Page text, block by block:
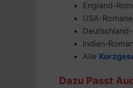
England-
USA-
Indien-
Alle
Dazu Passt